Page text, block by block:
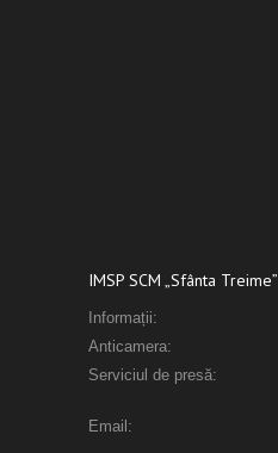
IMSP SCM „Sfânta Treime”
Informații:
Anticamera:
Serviciul de presă:
Email: